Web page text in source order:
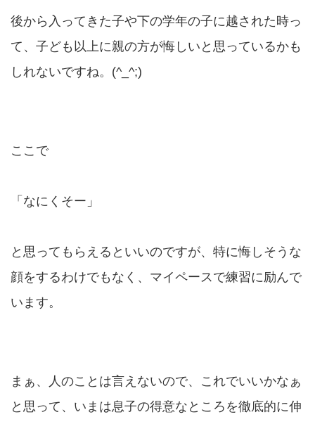
後から入ってきた子や下の学年の子に越された時っ
て、子ども以上に親の方が悔しいと思っているかも
しれないですね。(^_^;)
ここで
「なにくそー」
と思ってもらえるといいのですが、特に悔しそうな
顔をするわけでもなく、マイペースで練習に励んで
います。
まぁ、人のことは言えないので、これでいいかなぁ
と思って、いまは息子の得意なところを徹底的に伸